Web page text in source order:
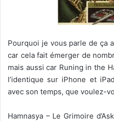
Pourquoi je vous parle de ça
car cela fait émerger de
mais aussi car Runing in the
l’identique sur iPhone et
avec son temps, que voulez-
Hamnasya – Le Grimoire